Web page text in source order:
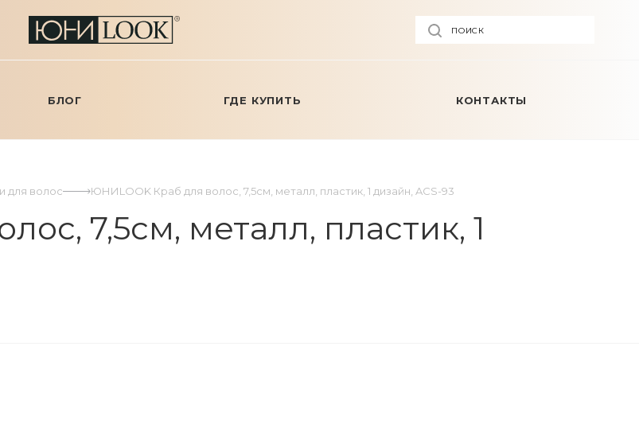
ПОИСК
БЛОГ ГДЕ КУПИТЬ КОНТАКТЫ
для волос ЮНИLOOK Краб для волос, 7,5см, металл, пластик, 1 дизайн, ACS-93
7,5см, металл, пластик, 1